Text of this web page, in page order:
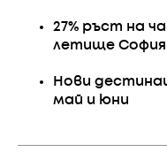
27% ръст на
летище София
Нови
май и юни